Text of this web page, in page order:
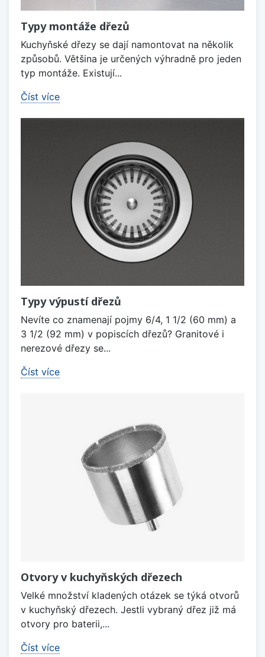
Typy montáže dřezů
Kuchyňské dřezy se dají namontovat na několik
způsobů. Většina je určených výhradně pro jeden
typ montáže. Existují...
Číst více
Typy výpustí dřezů
Nevíte co znamenají pojmy 6/4, 1 1/2 (60 mm) a
3 1/2 (92 mm) v popiscích dřezů? Granitové i
nerezové dřezy se...
Číst více
Otvory v kuchyňských dřezech
Velké množství kladených otázek se týká otvorů
v kuchyňský dřezech. Jestli vybraný dřez již má
otvory pro baterii,...
Číst více